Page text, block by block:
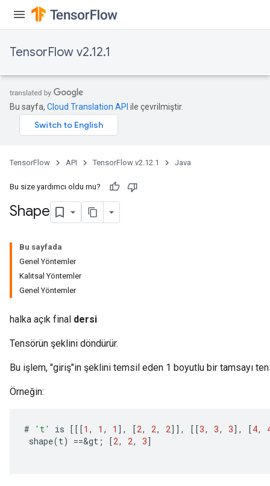
TensorFlow v2.12.1
Bu sayfa, Cloud Translation API ile çevrilmiştir.
TensorFlow API TensorFlow v2.12.1 Java
Bu size yardımcı oldu mu?
Shape
Bu sayfada
Genel Yöntemler
Kalıtsal Yöntemler
Genel Yöntemler
halka açık final dersi
Tensörün şeklini döndürür.
Bu işlem, "giriş"in şeklini temsil eden 1 boyutlu bir tamsayı
Örneğin:
# 't' is [[[1 , 1 , 1 ] , [2, 2, 2]] , [[3, 3, 3] , [4,
shape(t) ==&gt ; [2, 2, 3]